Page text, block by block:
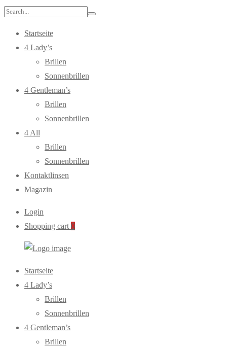
Search
Startseite
4 Lady’s
Brillen
Sonnenbrillen
4 Gentleman’s
Brillen
Sonnenbrillen
4 All
Brillen
Sonnenbrillen
Kontaktlinsen
Magazin
Login
Shopping cart 0
Primary
Menu
Startseite
4 Lady’s
Brillen
Sonnenbrillen
4 Gentleman’s
Brillen